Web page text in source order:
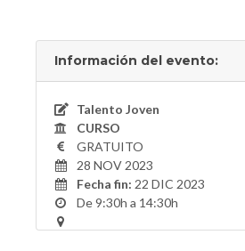
Información del evento:
Talento Joven
CURSO
GRATUITO
28 NOV 2023
Fecha fin: 22 DIC 2023
De 9:30h a 14:30h